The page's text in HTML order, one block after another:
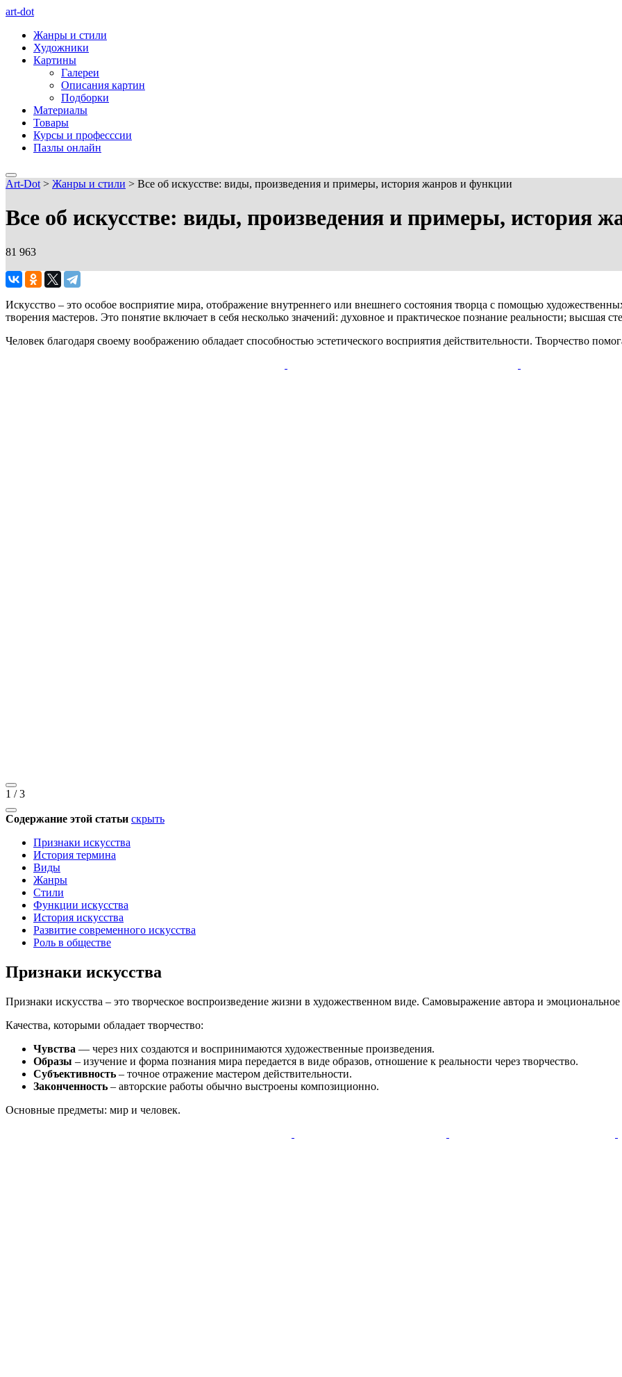
art-dot
Жанры и стили
Художники
Картины
Галереи
Описания картин
Подборки
Материалы
Товары
Курсы и професссии
Пазлы онлайн
Art-Dot > Жанры и стили > Все об искусстве: виды, произведения и примеры, история жанров и функции
Все об искусстве: виды, произведения и примеры, история
81 963
Искусство – это особое восприятие мира, отображение внутреннего или внешнего состояния творца c помощью
творения мастеров. Это понятие включает в себя несколько значений: духовное и практическое познание реальности; высшая
Человек благодаря своему воображению обладает способностью эстетического восприятия действительности. Творчество
1 /3
Содержание этой статьи скрыть
Признаки искусства
История термина
Виды
Жанры
Стили
Функции искусства
История искусства
Развитие современного искусства
Роль в обществе
Признаки искусства
Признаки искусства – это творческое воспроизведение жизни в художественном виде. Самовыражение автора и
Качества, которыми обладает творчество:
Чувства — через них создаются и воспринимаются художественные произведения.
Образы – изучение и форма познания мира передается в виде образов, отношение к реальности через творчество.
Субъективность – точное отражение мастером действительности.
Законченность – авторские работы обычно выстроены композиционно.
Основные предметы: мир и человек.